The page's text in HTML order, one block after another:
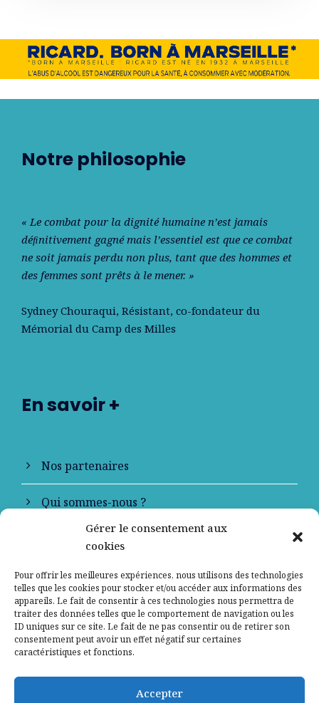
Gérer le consentement aux
cookies
Pour offrir les meilleures expériences, nous utilisons des technologies
telles que les cookies pour stocker et/ou accéder aux informations des
appareils. Le fait de consentir à ces technologies nous permettra de
traiter des données telles que le comportement de navigation ou les
ID uniques sur ce site. Le fait de ne pas consentir ou de retirer son
consentement peut avoir un effet négatif sur certaines
caractéristiques et fonctions.
Accepter
Notre philosophie
« Le combat pour la dignité humaine n’est jamais
déﬁnitivement gagné mais l’essentiel est que ce combat
ne soit jamais perdu non plus, tant que des hommes et
des femmes sont prêts à le mener. »
Sydney Chouraqui, Résistant, co-fondateur du
Mémorial du Camp des Milles
En savoir +
Nos partenaires
Qui sommes-nous ?
Contactez-nous
Mentions légales
Politique de confidentialité